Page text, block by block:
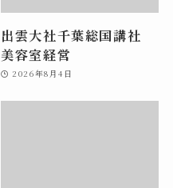
出雲大社千葉総国講社
美容室経営
2026年8月4日